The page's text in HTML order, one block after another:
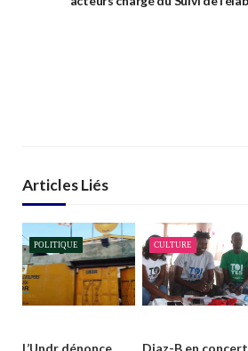
Articles Liés
POLITIQUE
L’Undr dénonce
CULTURE
Djaz-B en concert